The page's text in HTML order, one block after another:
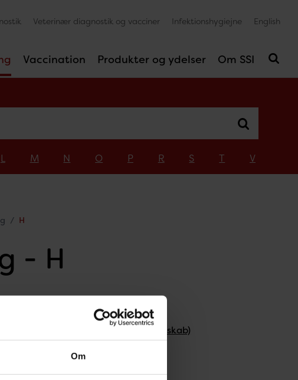
Om
Vaccination Produkter og ydelser Om SSI
Veterinær diagnostik og vacciner Infektionshygiejne English
L M N O P R S T V
H
- H
og det digitale infektionsberedskab)